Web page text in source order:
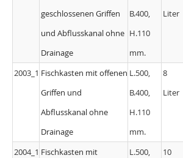
geschlossenen Griffen
und Abflusskanal ohne
Drainage
B.400,
H.110
mm.
Liter
2003_1 Fischkasten mit offenen
Griffen und
Abflusskanal ohne
Drainage
L.500,
B.400,
H.110
mm.
8
Liter
2004_1 Fischkasten mit
L.500,
10